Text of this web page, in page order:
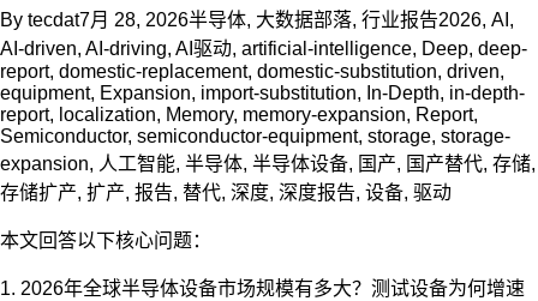
By tecdat7月 28, 2026半导体, 大数据部落, 行业报告2026, AI ,
AI-driven, AI-driving, AI驱动, artificial-intelligence, Deep, deep-
report, domestic-replacement, domestic-substitution, driven,
equipment, Expansion, import-substitution, In-Depth, in-depth-
report, localization, Memory, memory-expansion, Report,
Semiconductor, semiconductor-equipment, storage, storage-
expansion, 人工智能, 半导体, 半导体设备, 国产, 国产替代, 存储,
存储扩产, 扩产, 报告, 替代, 深度, 深度报告, 设备, 驱动
本文回答以下核心问题：
1. 2026年全球半导体设备市场规模有多大？测试设备为何增速